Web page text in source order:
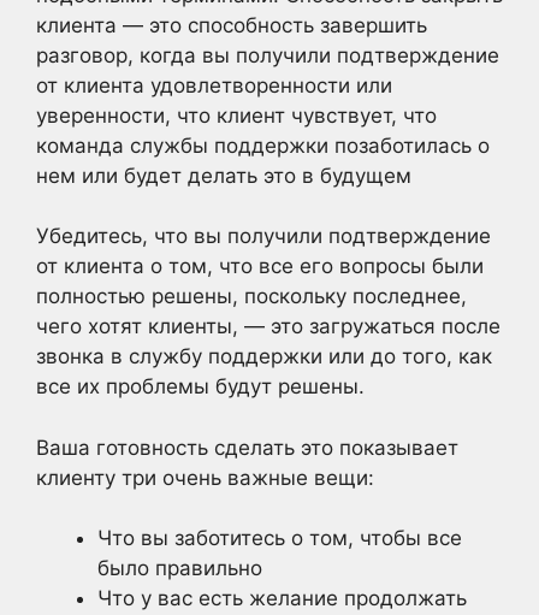
клиента — это способность завершить
разговор, когда вы получили подтверждение
от клиента удовлетворенности или
уверенности, что клиент чувствует, что
команда службы поддержки позаботилась о
нем или будет делать это в будущем
Убедитесь, что вы получили подтверждение
от клиента о том, что все его вопросы были
полностью решены, поскольку последнее,
чего хотят клиенты, — это загружаться после
звонка в службу поддержки или до того, как
все их проблемы будут решены.
Ваша готовность сделать это показывает
клиенту три очень важные вещи:
Что вы заботитесь о том, чтобы все
было правильно
Что у вас есть желание продолжать